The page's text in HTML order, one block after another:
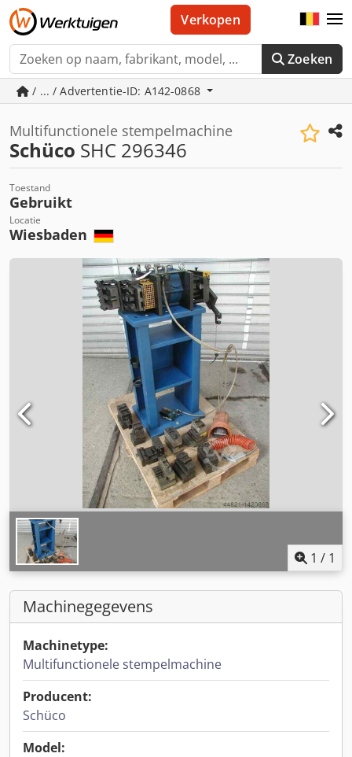
Zoeken
Verkopen
/ ... / Advertentie-ID: A142-0868
Multifunctionele stempelmachine
Schüco SHC 296346
Toestand
Gebruikt
Locatie
Wiesbaden
1 / 1
Machinegegevens
Machinetype:
Multifunctionele stempelmachine
Producent:
Schüco
Model: